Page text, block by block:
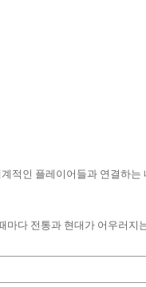
적인 플레이어들과 연결하
다 전통과 현대가 어우러지